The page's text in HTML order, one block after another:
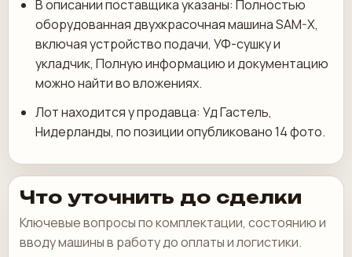
В описании поставщика указаны: Полностью
оборудованная двухкрасочная машина SAM-X,
включая устройство подачи, УФ-сушку и
укладчик, Полную информацию и документацию
можно найти во вложениях.
Лот находится у продавца: Уд Гастель,
Нидерланды, по позиции опубликовано 14 фото.
Что уточнить до сделки
Ключевые вопросы по комплектации, состоянию и
вводу машины в работу до оплаты и логистики.